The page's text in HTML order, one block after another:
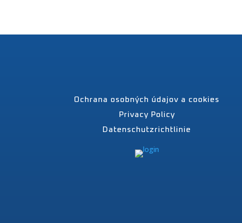
Ochrana osobných údajov a cookies
Privacy Policy
Datenschutzrichtlinie